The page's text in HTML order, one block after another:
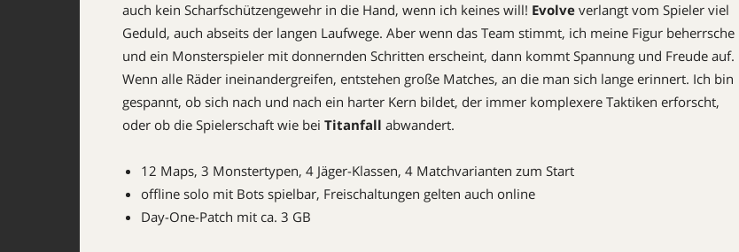
auch kein Scharfschützengewehr in die Hand, wenn ich keines will! Evolve verlangt vom Spieler viel
Geduld, auch abseits der langen Laufwege. Aber wenn das Team stimmt, ich meine Figur beherrsche
und ein Monsterspieler mit donnernden Schritten erscheint, dann kommt Spannung und Freude auf.
Wenn alle Räder ineinandergreifen, entstehen große Matches, an die man sich lange erinnert. Ich bin
gespannt, ob sich nach und nach ein harter Kern bildet, der immer komplexere Taktiken erforscht,
oder ob die Spielerschaft wie bei Titanfall abwandert.
12 Maps, 3 Monstertypen, 4 Jäger-Klassen, 4 Matchvarianten zum Start
offline solo mit Bots spielbar, Freischaltungen gelten auch online
Day-One-Patch mit ca. 3 GB